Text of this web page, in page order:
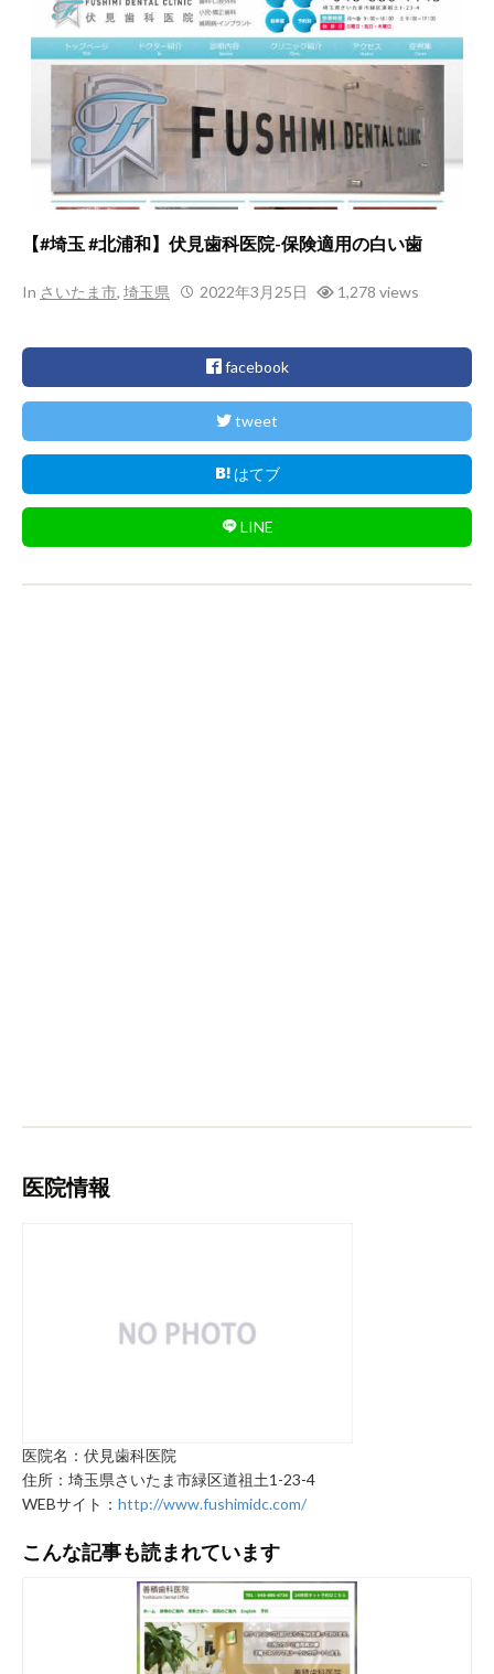
【#埼玉 #北浦和】伏見歯科医院-保険適用の白い歯
In さいたま市, 埼玉県 2022年3月25日 1,278 views
facebook
tweet
はてブ
LINE
医院情報
医院名：伏見歯科医院
住所：埼玉県さいたま市緑区道祖土1-23-4
WEBサイト： http://www.fushimidc.com/
こんな記事も読まれています